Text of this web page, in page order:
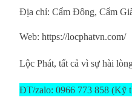
Địa chỉ: Cẩm Đông, Cẩm
Web: https://locphatvn.com/
Lộc Phát, tất cả vì sự hài
ĐT/zalo: 0966 773 858 (Kỹ